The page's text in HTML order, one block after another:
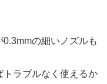
の細いノズルも
ラブルなく使えるか